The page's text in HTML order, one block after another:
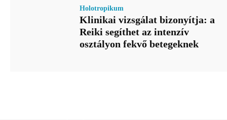
Holotropikum
Klinikai vizsgálat bizonyítja: a
Reiki segíthet az intenzív
osztályon fekvő betegeknek